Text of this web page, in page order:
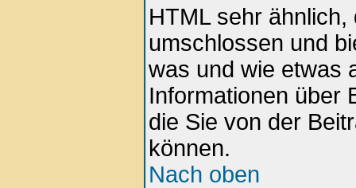
HTML sehr
umschlossen und
was und wie etwas
Informationen über
die Sie von der
können.
Nach oben